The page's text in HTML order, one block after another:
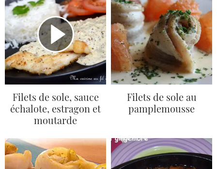
Filets de sole, sauce
échalote, estragon et
moutarde
Filets de sole au
pamplemousse